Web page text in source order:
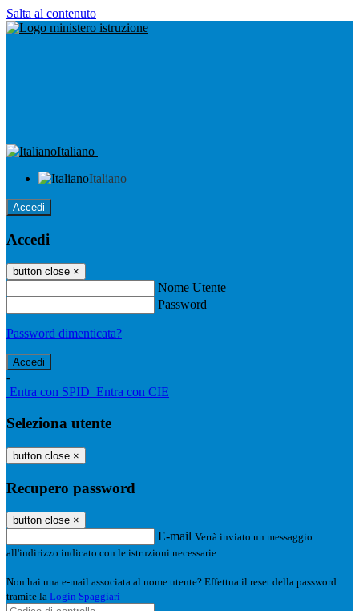
Salta al contenuto
Italiano
Italiano
Accedi
Accedi
button close ×
Nome Utente
Password
Password dimenticata?
-
Entra con SPID Entra con CIE
Seleziona utente
button close ×
Recupero password
button close ×
E-mail Verrà inviato un messaggio
all'indirizzo indicato con le istruzioni necessarie.
Non hai una e-mail associata al nome utente? Effettua il reset della password
tramite la Login Spaggiari